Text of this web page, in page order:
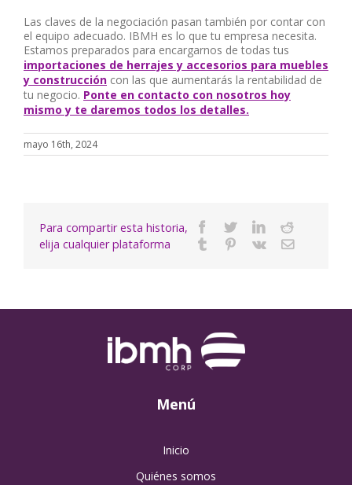
Las claves de la negociación pasan también por contar con
el equipo adecuado. IBMH es lo que tu empresa necesita.
Estamos preparados para encargarnos de todas tus
importaciones de herrajes y accesorios para muebles
y construcción con las que aumentarás la rentabilidad de
tu negocio. Ponte en contacto con nosotros hoy
mismo y te daremos todos los detalles.
mayo 16th, 2024
Para compartir esta historia,
elija cualquier plataforma
Facebook
TwitterLinkedinReddit
TumblrPinterest
Vk Email
Menú
Inicio
Quiénes somos